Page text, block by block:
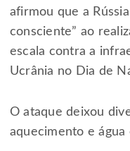
afirmou que a
consciente” ao
escala contra a
Ucrânia no Dia de
O ataque deixou
aquecimento e